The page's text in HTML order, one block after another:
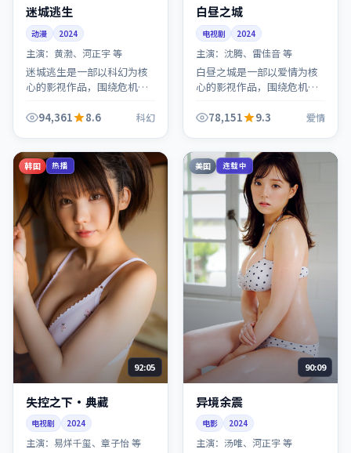
迷城逃生
动漫 2024
主演： 黄渤、河正宇 等
迷城逃生是一部以科幻为核
心的影视作品，围绕危机、
节奏紧凑，值得推荐观看。
94,361 8.6 科幻
白昼之城
电视剧 2024
主演：沈腾、雷佳音 等
白昼之城是一部以爱情为核
心的影视作品，围绕危机、
节奏紧凑，值得推荐观看。
78,151 9.3 爱情
韩国 热播
92:05
失控之下·典藏
电视剧 2024
主演： 易烊千玺、章子怡 等
美国 连载中
90:09
异境余震
电影 2024
主演：汤唯、河正宇 等